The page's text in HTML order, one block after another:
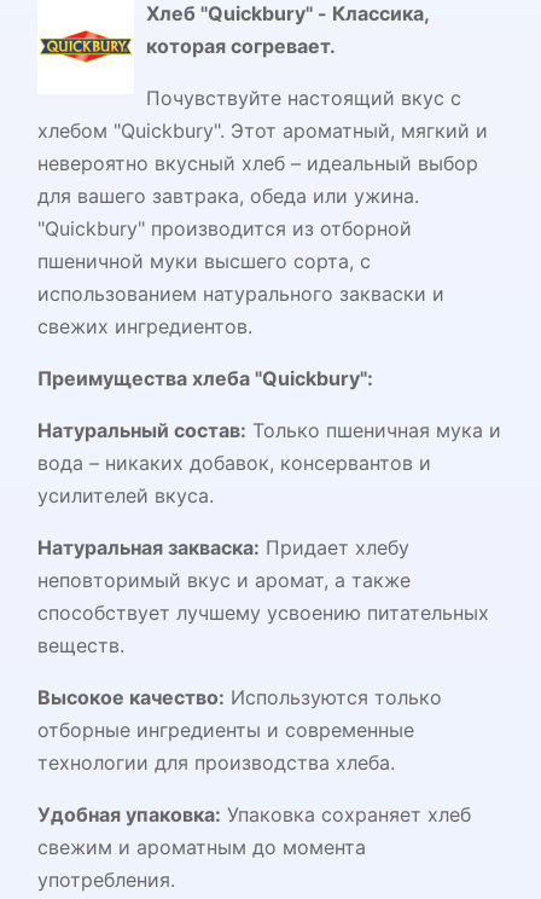
Хлеб "Quickbury" - Классика,
которая согревает.
Почувствуйте настоящий вкус с
хлебом "Quickbury". Этот ароматный, мягкий и
невероятно вкусный хлеб – идеальный выбор
для вашего завтрака, обеда или ужина.
"Quickbury" производится из отборной
пшеничной муки высшего сорта, с
использованием натурального закваски и
свежих ингредиентов.
Преимущества хлеба "Quickbury":
Натуральный состав: Только пшеничная мука и
вода – никаких добавок, консервантов и
усилителей вкуса.
Натуральная закваска: Придает хлебу
неповторимый вкус и аромат, а также
способствует лучшему усвоению питательных
веществ.
Высокое качество: Используются только
отборные ингредиенты и современные
технологии для производства хлеба.
Удобная упаковка: Упаковка сохраняет хлеб
свежим и ароматным до момента
употребления.